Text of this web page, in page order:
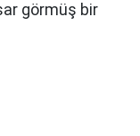
görmüş bir